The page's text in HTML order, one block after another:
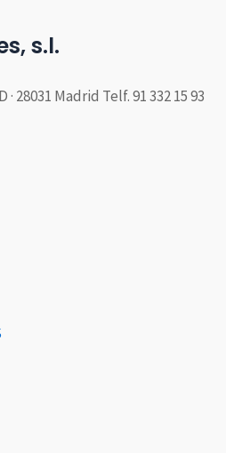
s.l.
28031 Madrid Telf. 91 332 15 93